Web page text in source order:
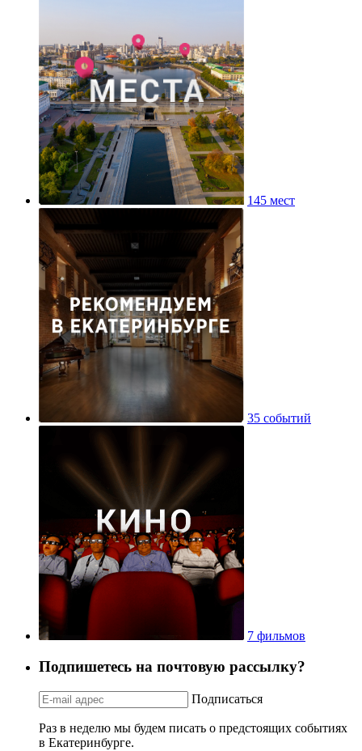
145 мест
35 событий
7 фильмов
Подпишетесь на почтовую рассылку?
Подписаться
Раз в неделю мы будем писать о предстоящих событиях
в Екатеринбурге.